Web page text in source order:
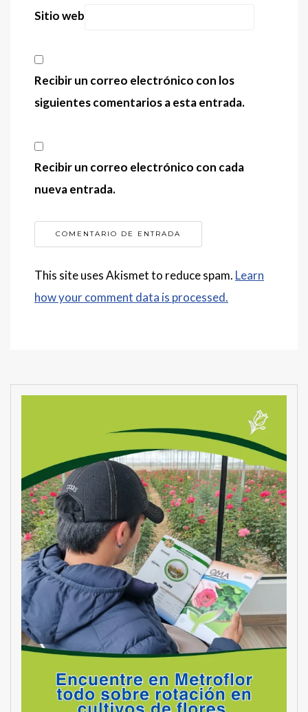
Sitio web
Recibir un correo electrónico con los
siguientes comentarios a esta entrada.
Recibir un correo electrónico con cada
nueva entrada.
This site uses Akismet to reduce spam. Learn
how your comment data is processed.